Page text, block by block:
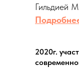
Гильдией
2020г.